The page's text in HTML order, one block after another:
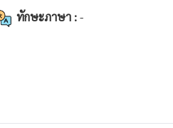
ทักษะภาษา :-